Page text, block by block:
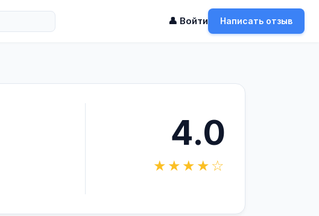
👤 Войти Написать отзыв
4.0
★★★★☆